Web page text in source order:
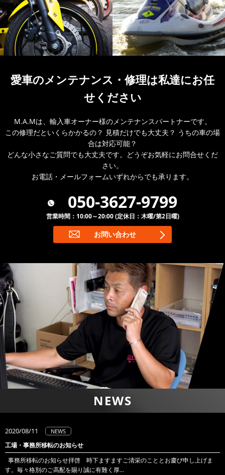
愛車のメンテナンス・ 修理は私達にお任
せください
M.A.Mは、輸入車オーナー様のメンテナンスパートナーです。
この修理だといくらかかるの？ 見積だけでも大丈夫？ うちの車の場
合は対応可能？
どんな小さなご質問でも大丈夫です。どうぞお気軽にお問合せくだ
さい。
お電話・メールフォームいずれからでも承ります。
050-3627-9799
営業時間：10:00～20:00 (定休日：木曜/第2日曜)
お問い合わせ
NEWS
2020/08/11 NEWS
工場・事務所移転のお知らせ
事務所移転のお知らせ拝啓 時下ますますご清栄のこととお慶び申し上げま
す。毎々格別のご高配を賜り誠に有難く厚...